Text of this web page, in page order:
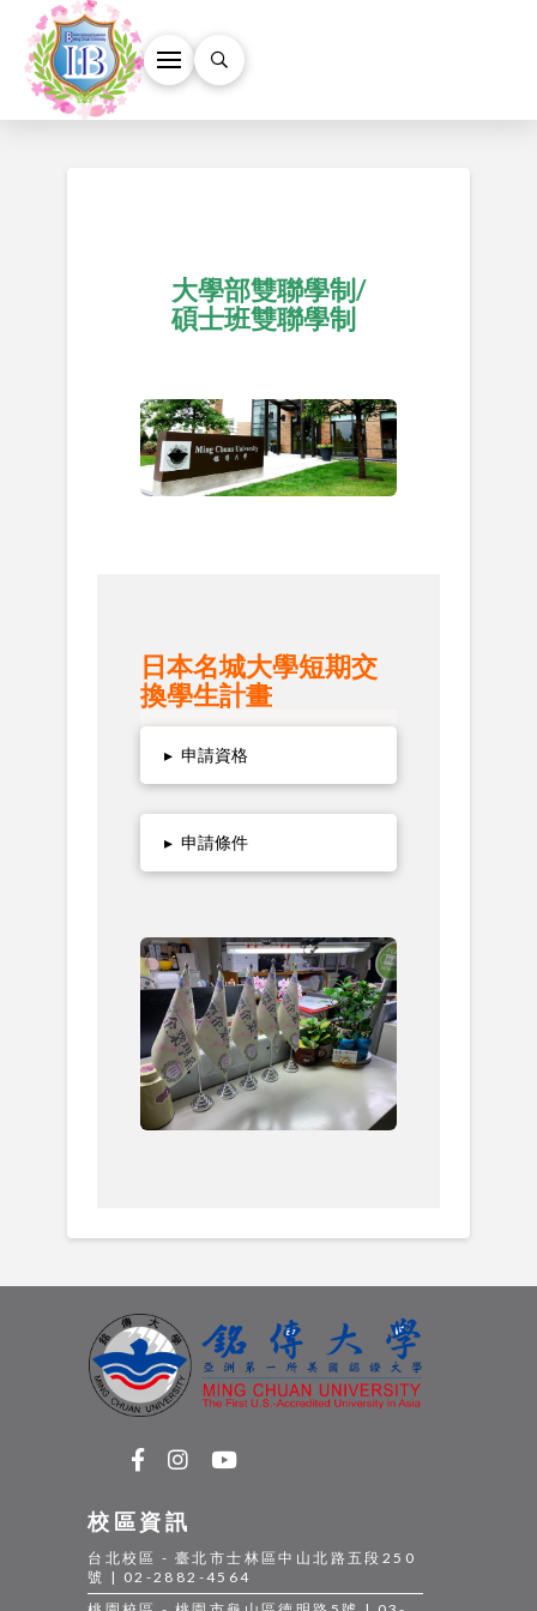
大學部雙聯學制/
碩士班雙聯學制
日本名城大學短期交
換學生計畫
▸ 申請資格
▸ 申請條件
校區資訊
台北校區 - 臺北市士林區中山北路五段250
號 | 02-2882-4564